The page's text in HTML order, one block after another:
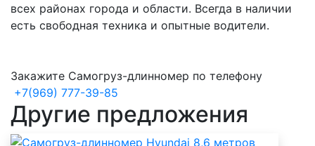
всех районах города и области. Всегда в наличии
есть свободная техника и опытные водители.
Закажите Самогруз-длинномер по телефону
+7(969) 777-39-85
Другие предложения